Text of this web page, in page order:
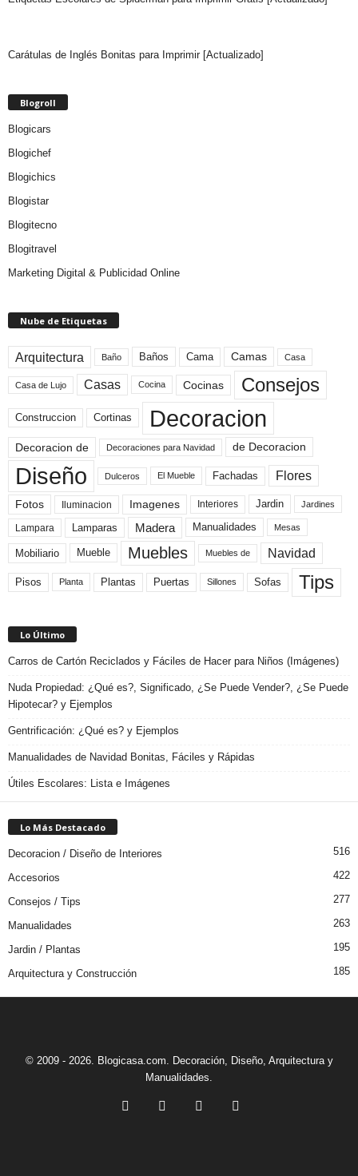
Carátulas de Inglés Bonitas para Imprimir [Actualizado]
Blogroll
Blogicars
Blogichef
Blogichics
Blogistar
Blogitecno
Blogitravel
Marketing Digital & Publicidad Online
Nube de Etiquetas
Arquitectura Baño Baños Cama Camas Casa
Casa de Lujo Casas Cocina Cocinas Consejos
Construccion Cortinas Decoracion
Decoracion de Decoraciones para Navidad de Decoracion
Diseño Dulceros El Mueble Fachadas Flores
Fotos Iluminacion Imagenes Interiores Jardin Jardines
Lampara Lamparas Madera Manualidades Mesas
Mobiliario Mueble Muebles Muebles de Navidad
Pisos Planta Plantas Puertas Sillones Sofas Tips
Lo Último
Carros de Cartón Reciclados y Fáciles de Hacer para Niños (Imágenes)
Nuda Propiedad: ¿Qué es?, Significado, ¿Se Puede Vender?, ¿Se Puede
Hipotecar? y Ejemplos
Gentrificación: ¿Qué es? y Ejemplos
Manualidades de Navidad Bonitas, Fáciles y Rápidas
Útiles Escolares: Lista e Imágenes
Lo Más Destacado
Decoracion / Diseño de Interiores 516
Accesorios 422
Consejos / Tips 277
Manualidades 263
Jardin / Plantas 195
Arquitectura y Construcción 185
© 2009 - 2026. Blogicasa.com. Decoración, Diseño, Arquitectura y
Manualidades.